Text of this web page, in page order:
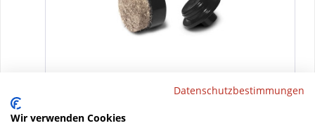
Kantrohrgleiter für Freischwinger Set
„Ultrasoft“
Datenschutzbestimmungen
Wir verwenden Cookies